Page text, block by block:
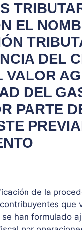
EL
DEL
VALOR
DEL
PARTE
de la
que
han formulado